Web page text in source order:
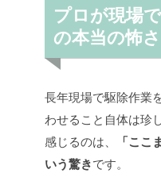
プロが現場
の本当の怖さ
長年現場で駆除作業
わせること自体は珍
感じるのは、
「ここ
いう驚きです。